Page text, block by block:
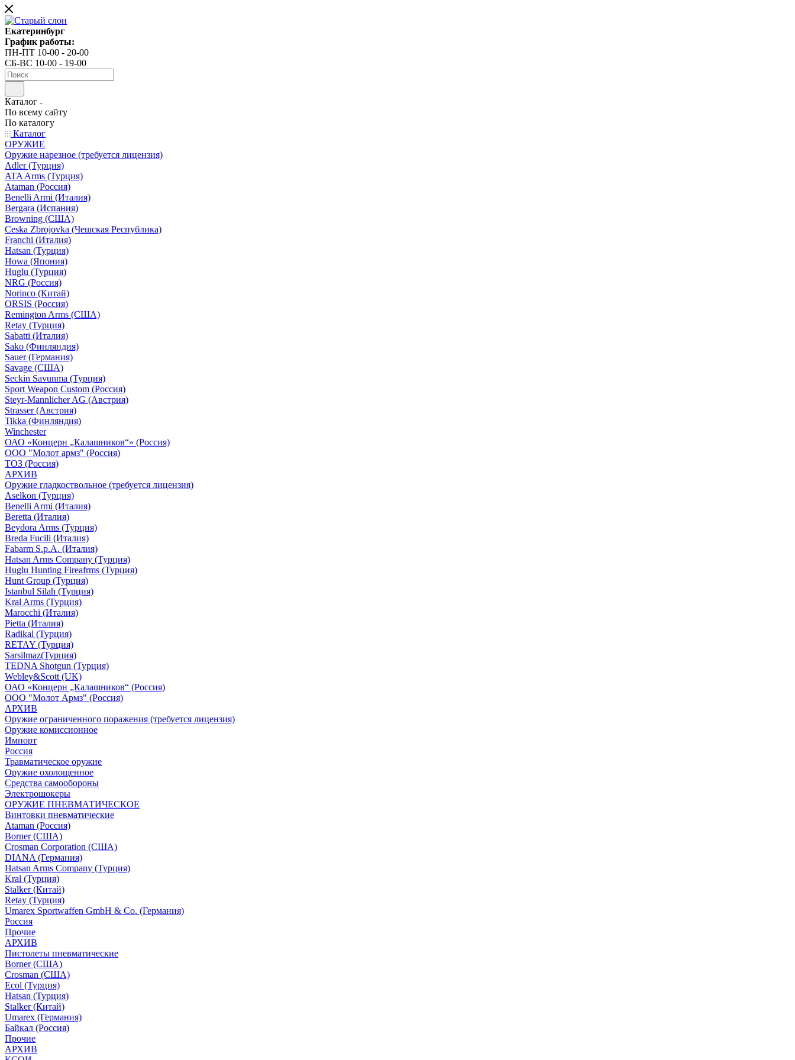
Екатеринбург
График работы:
ПН-ПТ 10-00 - 20-00
СБ-ВС 10-00 - 19-00
Каталог
По всему сайту
По каталогу
Каталог
ОРУЖИЕ
Оружие нарезное (требуется лицензия)
Adler (Турция)
ATA Arms (Турция)
Ataman (Россия)
Benelli Armi (Италия)
Bergara (Испания)
Browning (США)
Ceska Zbrojovka (Чешская Республика)
Franchi (Италия)
Hatsan (Турция)
Howa (Япония)
Huglu (Турция)
NRG (Россия)
Norinco (Китай)
ORSIS (Россия)
Remington Arms (США)
Retay (Турция)
Sabatti (Италия)
Sako (Финляндия)
Sauer (Германия)
Savage (США)
Seckin Savunma (Турция)
Sport Weapon Custom (Россия)
Steyr-Mannlicher AG (Австрия)
Strasser (Австрия)
Tikka (Финляндия)
Winchester
ОАО «Концерн „Калашников“» (Россия)
ООО "Молот армз" (Россия)
ТОЗ (Россия)
АРХИВ
Оружие гладкоствольное (требуется лицензия)
Aselkon (Турция)
Benelli Armi (Италия)
Beretta (Италия)
Beydora Arms (Турция)
Breda Fucili (Италия)
Fabarm S.p.A. (Италия)
Hatsan Arms Company (Турция)
Huglu Hunting Fireafrms (Турция)
Hunt Group (Турция)
Istanbul Silah (Турция)
Kral Arms (Турция)
Marocchi (Италия)
Pietta (Италия)
Radikal (Турция)
RETAY (Турция)
Sarsilmaz(Турция)
TEDNA Shotgun (Турция)
Webley&Scott (UK)
ОАО «Концерн „Калашников“ (Россия)
ООО "Молот Армз" (Россия)
АРХИВ
Оружие ограниченного поражения (требуется лицензия)
Оружие комиссионное
Импорт
Россия
Травматическое оружие
Оружие охолощенное
Средства самообороны
Электрошокеры
ОРУЖИЕ ПНЕВМАТИЧЕСКОЕ
Винтовки пневматические
Ataman (Россия)
Borner (США)
Crosman Corporation (США)
DIANA (Германия)
Hatsan Arms Company (Турция)
Kral (Турция)
Stalker (Китай)
Retay (Турция)
Umarex Sportwaffen GmbH & Co. (Германия)
Россия
Прочие
АРХИВ
Пистолеты пневматические
Borner (США)
Crosman (США)
Ecol (Турция)
Hatsan (Турция)
Stalker (Китай)
Umarex (Германия)
Байкал (Россия)
Прочие
АРХИВ